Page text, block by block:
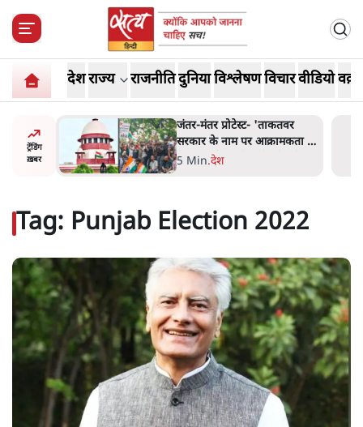
देशराज्य राजनीतिदुनियाविश्लेषणविचारवीडियो
ट्रेंडिंग
ख़बर
न
सुने':
जंतर मंतर प्रोटेस्ट: 'युवाओं को
प्रताड़ित किया जा रहा है, पर मोदी-
शाह में बोलने की हिम्मत नहीं'-
7 Min.देश
Tag: Punjab Election 2022